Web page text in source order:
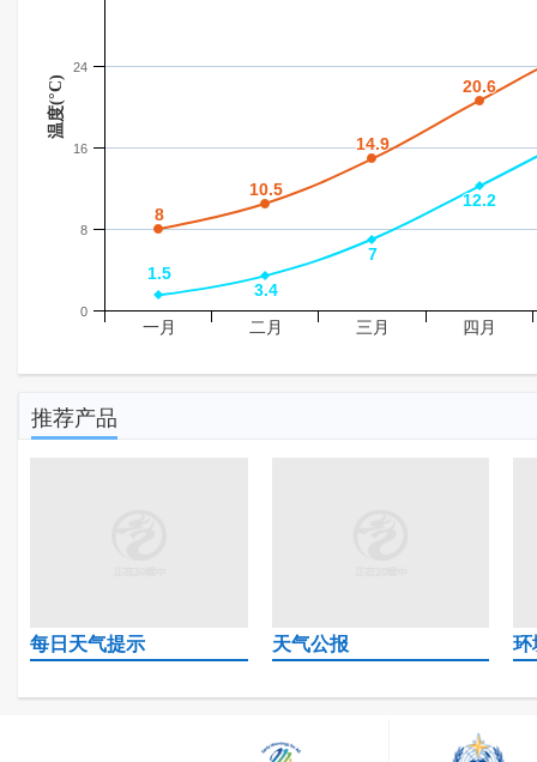
温度(°C)
8
8
10.5
10.5
14.9
14.9
20.6
20.6
1.5
1.5
3.4
3.4
7
7
12.2
12.2
一月 二月 三月 四月
0
8
16
24
推荐产品
每日天气提示 天气公报